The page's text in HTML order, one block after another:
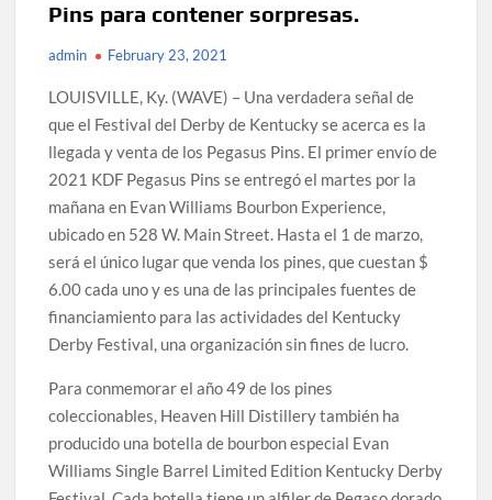
Pins para contener sorpresas.
admin February 23, 2021
LOUISVILLE, Ky. (WAVE) – Una verdadera señal de
que el Festival del Derby de Kentucky se acerca es la
llegada y venta de los Pegasus Pins. El primer envío de
2021 KDF Pegasus Pins se entregó el martes por la
mañana en Evan Williams Bourbon Experience,
ubicado en 528 W. Main Street. Hasta el 1 de marzo,
será el único lugar que venda los pines, que cuestan $
6.00 cada uno y es una de las principales fuentes de
financiamiento para las actividades del Kentucky
Derby Festival, una organización sin fines de lucro.
Para conmemorar el año 49 de los pines
coleccionables, Heaven Hill Distillery también ha
producido una botella de bourbon especial Evan
Williams Single Barrel Limited Edition Kentucky Derby